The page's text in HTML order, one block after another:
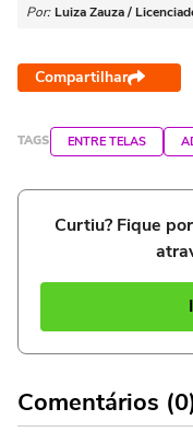
Por: Luiza Zauza /
Compartilhar
TAGS ENTRE TELAS
Curtiu? Fique
Comentários